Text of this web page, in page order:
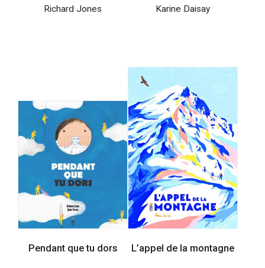
Richard Jones Karine Daisay
Pendant que tu dors L’appel de la montagne